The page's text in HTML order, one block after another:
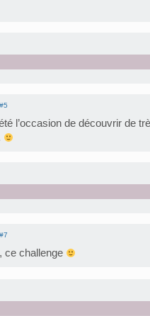
#5
l’occasion de découvrir de
#7
ce challenge